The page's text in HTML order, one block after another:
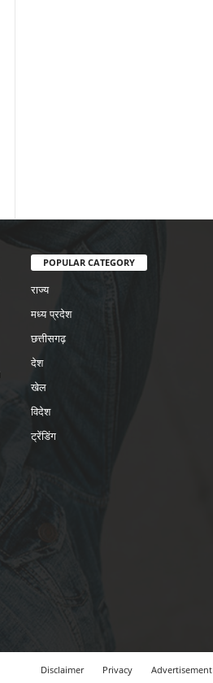
POPULAR CATEGORY
राज्य
मध्य प्रदेश
छत्तीसगढ़
देश
खेल
विदेश
ट्रेंडिंग
Disclaimer Privacy Advertisement